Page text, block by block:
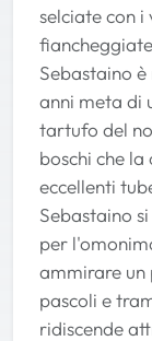
selciate con
Sebastaino
anni meta di
tartufo del
boschi che
eccellenti
Sebastaino
per
ammirare un
pascoli e
ridiscende